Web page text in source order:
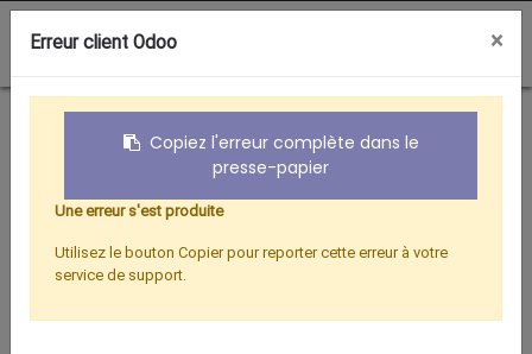
0
Boutique Cordons USB-A / Lightning
Erreur client Odoo ×
Copiez l'erreur complète dans le
presse-papier
Une erreur s'est produite
Utilisez le bouton Copier pour reporter cette erreur à votre
service de support.